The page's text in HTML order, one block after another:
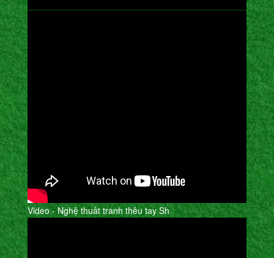
Video - Nghệ thuât tranh thêu tay Sh